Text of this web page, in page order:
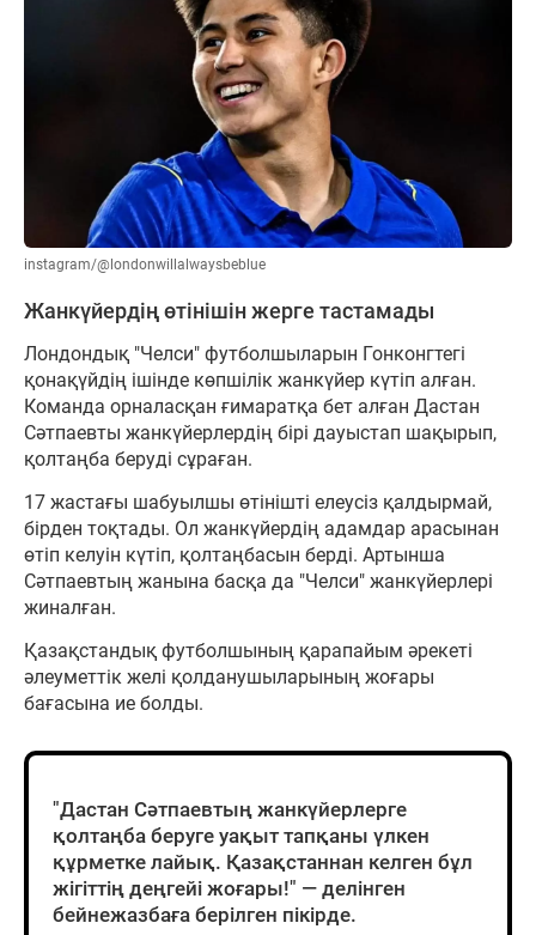
instagram/@londonwillalwaysbeblue
Жанкүйердің өтінішін жерге тастамады
Лондондық "Челси" футболшыларын Гонконгтегі
қонақүйдің ішінде көпшілік жанкүйер күтіп алған.
Команда орналасқан ғимаратқа бет алған Дастан
Сәтпаевты жанкүйерлердің бірі дауыстап шақырып,
қолтаңба беруді сұраған.
17 жастағы шабуылшы өтінішті елеусіз қалдырмай,
бірден тоқтады. Ол жанкүйердің адамдар арасынан
өтіп келуін күтіп, қолтаңбасын берді. Артынша
Сәтпаевтың жанына басқа да "Челси" жанкүйерлері
жиналған.
Қазақстандық футболшының қарапайым әрекеті
әлеуметтік желі қолданушыларының жоғары
бағасына ие болды.
"Дастан Сәтпаевтың жанкүйерлерге
қолтаңба беруге уақыт тапқаны үлкен
құрметке лайық. Қазақстаннан келген бұл
жігіттің деңгейі жоғары!" — делінген
бейнежазбаға берілген пікірде.